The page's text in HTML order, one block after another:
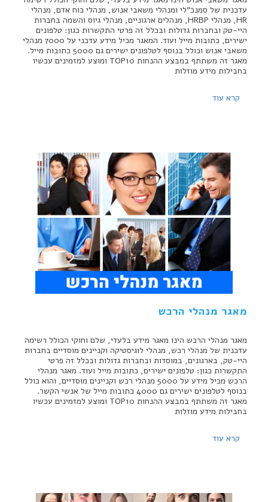
עדכנית של סמנכ"לי ומנהלי משאבי אנוש, מנהלי כוח אדם, מנהלי
HR, מנהלי HRBP, מנהלים ארגוניים, מנהלי גיוס והשמה בחברות
היי-טק ובחברות גדולות ובכלל זה פרטי התקשרות כגון: טלפונים
ישירים, כתובות מייל ועוד. המאגר מכיל מידע עדכני על 7000 מנהלי
משאבי אנוש וכולל בנוסף לטלפונים ישירים גם 5000 כתובות מייל.
מאגר זה משתתף במבצע ההנחות TOP10 ומוצע למזמינים עכשיו
בחבילות מידע מוזלות
קרא עוד
מאגר מנהלי הרכש
מאגר מנהלי הרכש הינו מאגר מידע בלעדי, שלם וחוקי הכולל רשימה
עדכנית של מנהלי רכש, מנהלי לוגיסטיקה וקניינים מוסדיים בחברות
היי-טק, בארגונים, במוסדות ובחברות גדולות ובכלל זה פרטי
התקשרות כגון: טלפונים ישירים, כתובות מייל ועוד. מאגר מנהלי
הרכש מכיל מידע על 5000 מנהלי רכש וקניינים מוסדיים, והוא כולל
בנוסף לטלפונים ישירים גם 4000 כתובות מייל של אנשי הקשר.
מאגר זה משתתף במבצע ההנחות TOP10 ומוצע למזמינים עכשיו
בחבילות מידע מוזלות
קרא עוד